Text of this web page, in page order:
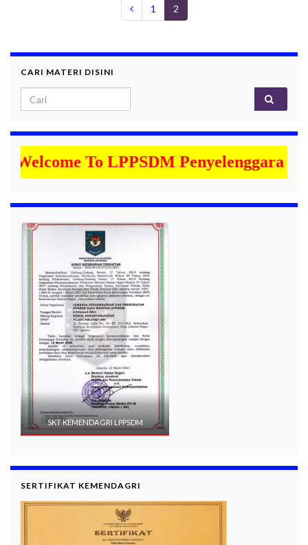
1 2
CARI MATERI DISINI
To LPPSDM Penyelenggara
SKT KEMENDAGRI LPPSDM
SERTIFIKAT KEMENDAGRI